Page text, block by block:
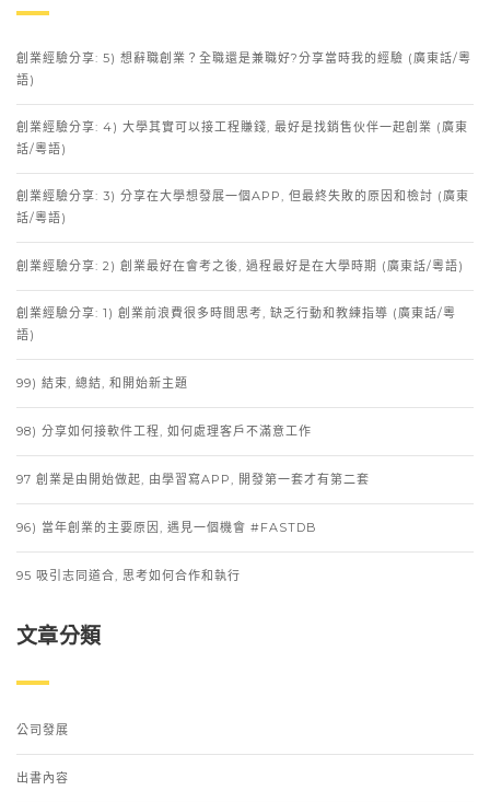
創業經驗分享: 5) 想辭職創業？全職還是兼職好?分享當時我的經驗 (廣東話/粵
語)
創業經驗分享: 4) 大學其實可以接工程賺錢, 最好是找銷售伙伴一起創業 (廣東
話/粵語)
創業經驗分享: 3) 分享在大學想發展一個APP, 但最終失敗的原因和檢討 (廣東
話/粵語)
創業經驗分享: 2) 創業最好在會考之後, 過程最好是在大學時期 (廣東話/粵語)
創業經驗分享: 1) 創業前浪費很多時間思考, 缺乏行動和教練指導 (廣東話/粵
語)
99) 結束, 總結, 和開始新主題
98) 分享如何接軟件工程, 如何處理客戶不滿意工作
97 創業是由開始做起, 由學習寫APP, 開發第一套才有第二套
96) 當年創業的主要原因, 遇見一個機會 #FASTDB
95 吸引志同道合, 思考如何合作和執行
文章分類
公司發展
出書內容